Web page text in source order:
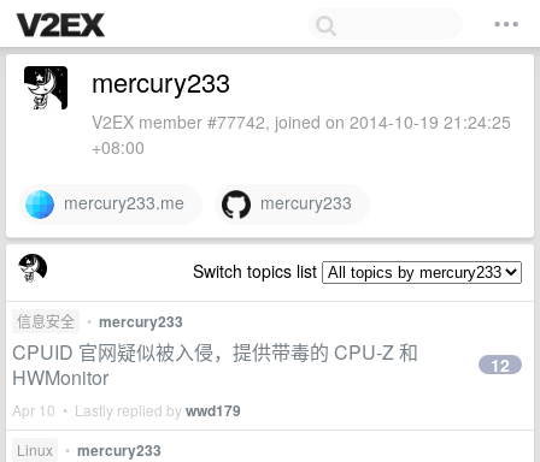
mercury233
V2EX member #77742, joined on 2014-10-19 21:24:25
+08:00
mercury233.me mercury233
Switch topics list
信息安全 • mercury233
CPUID 官网疑似被入侵，提供带毒的 CPU-Z 和
HWMonitor
Apr 10 • Lastly replied bywwd179
12
Linux • mercury233